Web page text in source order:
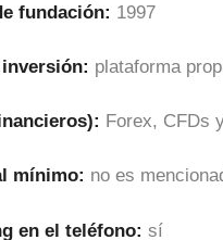
fundación: 1997
plataforma
Forex, CFDs
mínimo: no es
en el teléfono: sí